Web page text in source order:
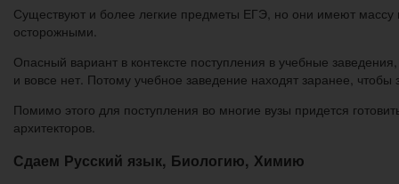
Существуют и более легкие предметы ЕГЭ, но они имеют массу
осторожными.
Опасный вариант в контексте поступления в учебные
и вовсе нет. Потому учебное заведение находят заранее,
Помимо этого для поступления во многие вузы придется
архитекторов.
Сдаем Русский язык, Биологию, Химию